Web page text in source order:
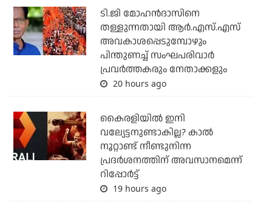
ടി.ജി മോഹന്‍ദാസിനെ
തള്ളുന്നതായി ആര്‍.എസ്.എസ്
അവകാശപ്പെടുമ്പോഴും
പിന്തുണച്ച് സംഘപരിവാര്‍
പ്രവര്‍ത്തകരും നേതാക്കളും
20 hours ago
കൈരളിയില്‍ ഇനി
വല്യേട്ടനുണ്ടാകില്ല? കാല്‍
നൂറ്റാണ്ട് നീണ്ടുനിന്ന
പ്രദര്‍ശനത്തിന് അവസാനമെന്ന്
റിപ്പോര്‍ട്ട്
19 hours ago